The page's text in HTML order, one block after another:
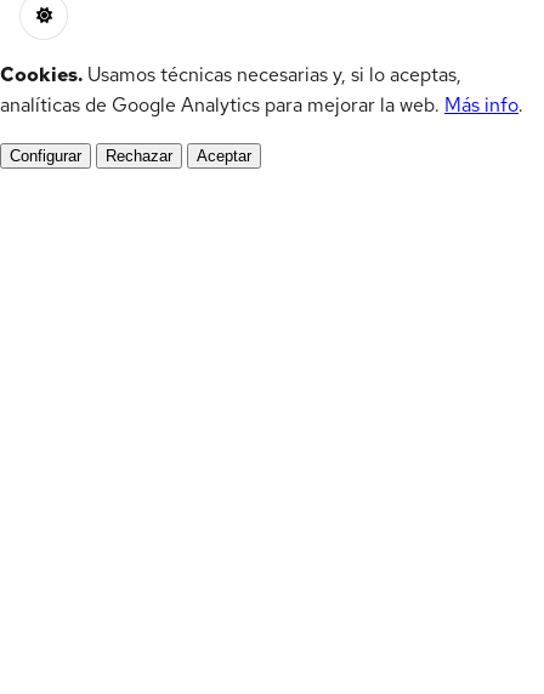
Cookies. Usamos técnicas necesarias y, si lo aceptas,
analíticas de Google Analytics para mejorar la web. Más info.
Configurar Rechazar Aceptar